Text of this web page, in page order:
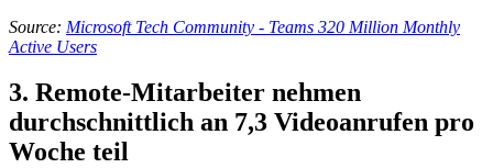
Source: Microsoft Tech Community - Teams 320 Million Monthly
Active Users
3. Remote-Mitarbeiter nehmen
durchschnittlich an 7,3 Videoanrufen pro
Woche teil